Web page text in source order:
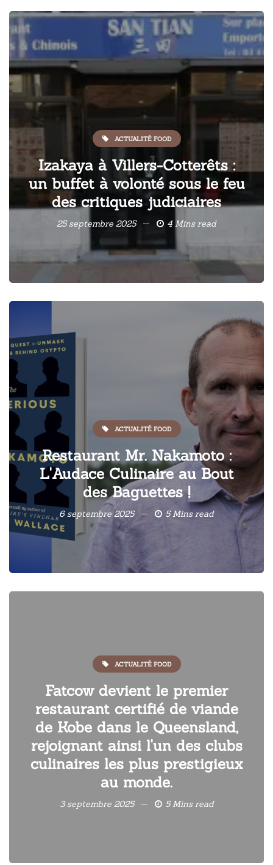
ACTUALITÉ FOOD
Izakaya à Villers-Cotterêts :
un buffet à volonté sous le feu
des critiques judiciaires
25 septembre 2025 4 Mins read
ACTUALITÉ FOOD
Restaurant Mr. Nakamoto :
L'Audace Culinaire au Bout
des Baguettes !
6 septembre 2025 5 Mins read
ACTUALITÉ FOOD
Fatcow devient le premier
restaurant certifié de viande
de Kobe dans le Queensland,
rejoignant ainsi l'un des clubs
culinaires les plus prestigieux
au monde.
3 septembre 2025 5 Mins read